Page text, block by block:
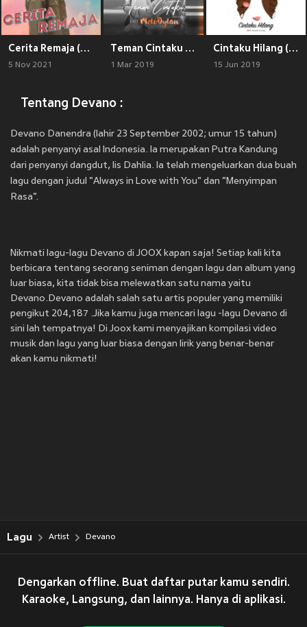
Cerita Remaja (Original soundtrack from "Teluk Alaska")
5 Nov 2021
Teman Cintaku (From Melodylan Original Motion Pictures)
1 Mar 2019
Cintaku Hilang (OST. Doremi & You)
15 Jun 2019
Tentang Devano :
Devano Danendra (lahir 23 September 2002; umur 15 tahun)
adalah penyanyi asal Indonesia. Ia merupakan Putra Kandung
dari penyanyi dangdut, Iis Dahlia. Ia telah mengeluarkan dua buah
lagu dengan judul "Always in Love with You" dan "Menyimpan
Rasa".
Nikmati lagu-lagu Devano di JOOX kapan saja! Setiap kali kita
berbicara tentang seorang seniman dengan lagu dan album yang
luar biasa, kita tidak bisa melewatkan satu nama yaitu
Devano.Devano adalah salah satu artis populer yang memiliki
pengikut 204,187 .Jika kamu juga mencari lagu -lagu Devano di
sini lah tempatnya! Di Joox kami menyajikan kompilasi video
musik dan lagu yang luar biasa dengan lirik yang benar-benar
akan kamu nikmati!
Lagu Artist Devano
Dengarkan offline. Buat daftar putar kamu sendiri.
Karaoke, Langsung, dan lainnya. Hanya di aplikasi.